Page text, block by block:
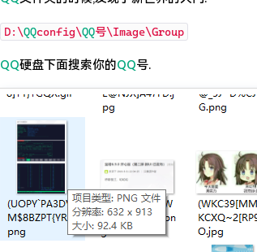
D:\QQconfig\QQ号\Image\Group
QQ硬盘下面搜索你的QQ号.